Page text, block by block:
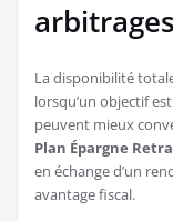
La disponibilité
lorsqu’un objectif
peuvent mieux
Plan Épargne
en échange d’un
avantage fiscal.